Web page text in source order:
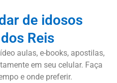
de idosos
Reis
aulas, e-books, apostilas,
em seu celular. Faça
e onde preferir.